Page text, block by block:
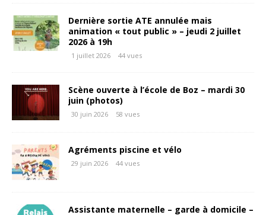
Dernière sortie ATE annulée mais
animation « tout public » – jeudi 2 juillet
2026 à 19h
1 juillet 2026 44 vues
Scène ouverte à l’école de Boz – mardi 30
juin (photos)
30 juin 2026 58 vues
Agréments piscine et vélo
29 juin 2026 44 vues
Assistante maternelle – garde à domicile –